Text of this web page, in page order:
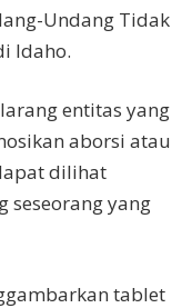
Undang Tidak
Idaho.
entitas yang
aborsi atau
dilihat
seseorang yang
tablet